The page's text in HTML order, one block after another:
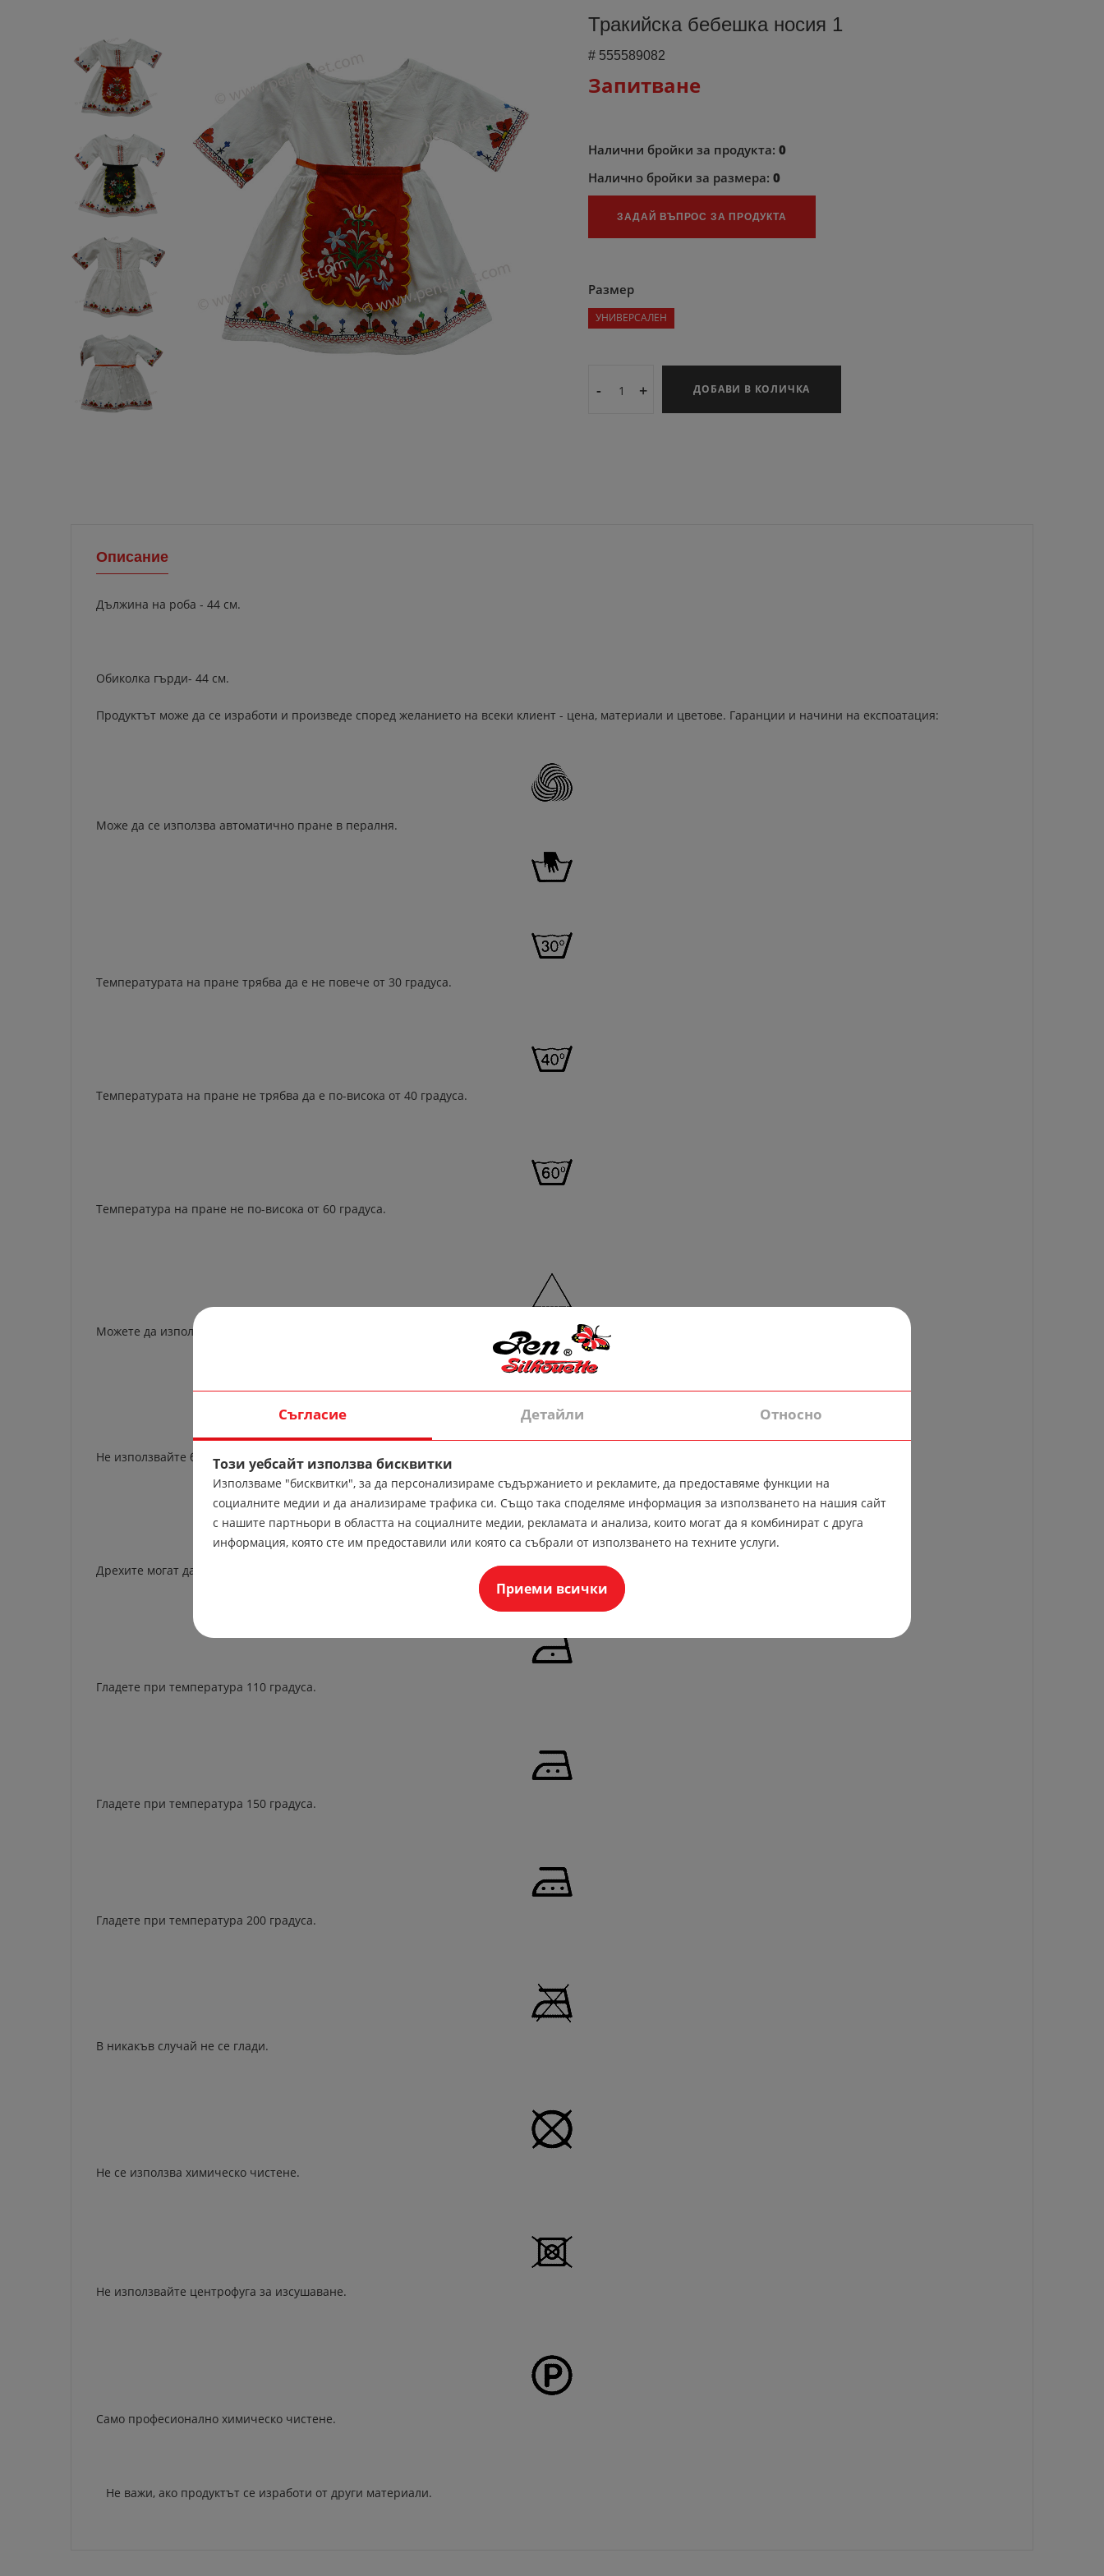
Тракийска бебешка носия 1
# 555589082
Запитване
Налични бройки за продукта:0
Налично бройки за размера:0
ЗАДАЙ ВЪПРОС ЗА ПРОДУКТА
Размер
УНИВЕРСАЛЕН
- + ДОБАВИ В КОЛИЧКА
Описание
Дължина на роба - 44 см.
Обиколка гърди- 44 см.
Продуктът може да се изработи и произведе според желанието на всеки клиент - цена, материали и цветове. Гаранции и начини на експоатация:
Може да се използва автоматично пране в пералня.
Температурата на пране трябва да е не повече от 30 градуса.
Температурата на пране не трябва да е по-висока от 40 градуса.
Температура на пране не по-висока от 60 градуса.
Можете да използвате белина.
Не използвайте белина.
Дрехите могат да се перат на много висока температура.
Гладете при температура 110 градуса.
Гладете при температура 150 градуса.
Гладете при температура 200 градуса.
В никакъв случай не се глади.
Не се използва химическо чистене.
Не използвайте центрофуга за изсушаване.
Само професионално химическо чистене.
Не важи, ако продуктът се изработи от други материали.
Съгласие Детайли Относно
Този уебсайт използва бисквитки
Използваме "бисквитки", за да персонализираме съдържанието и рекламите, да предоставяме функции на
социалните медии и да анализираме трафика си. Също така споделяме информация за използването на нашия сайт
с нашите партньори в областта на социалните медии, рекламата и анализа, които могат да я комбинират с друга
информация, която сте им предоставили или която са събрали от използването на техните услуги.
Приеми всички